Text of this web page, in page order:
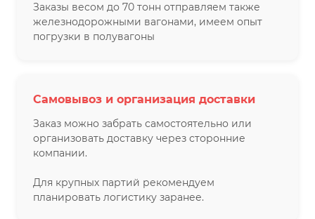
Заказы весом до 70 тонн отправляем также
железнодорожными вагонами, имеем опыт
погрузки в полувагоны
Самовывоз и организация доставки
Заказ можно забрать самостоятельно или
организовать доставку через сторонние
компании.
Для крупных партий рекомендуем
планировать логистику заранее.